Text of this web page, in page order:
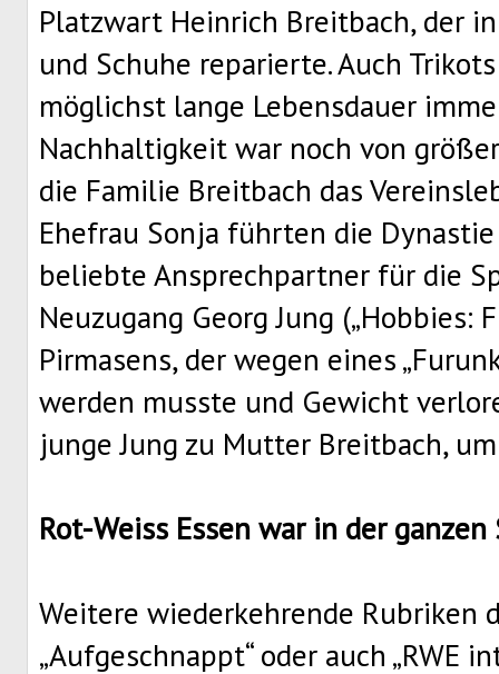
Platzwart Heinrich Breitbach, der
und Schuhe reparierte. Auch
möglichst lange Lebensdauer
Nachhaltigkeit war noch von
die Familie Breitbach das
Ehefrau Sonja führten die
beliebte Ansprechpartner für die
Neuzugang Georg Jung („Hobbies:
Pirmasens, der wegen eines
werden musste und Gewicht
junge Jung zu Mutter Breitbach,
Rot-Weiss Essen war in der
Weitere wiederkehrende
„Aufgeschnappt“ oder auch „RWE